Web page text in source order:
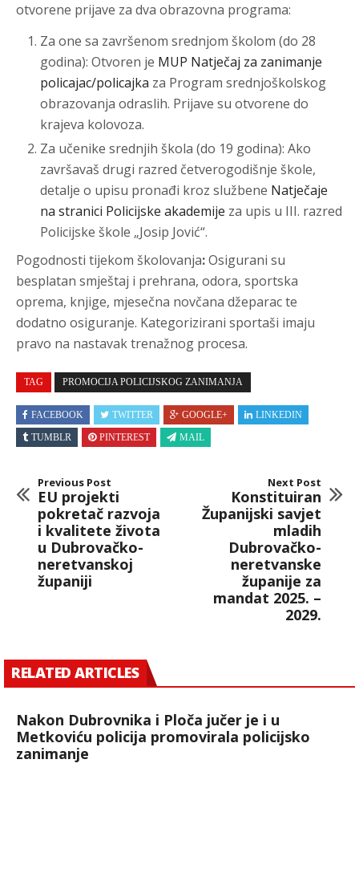
otvorene prijave za dva obrazovna programa:
Za one sa završenom srednjom školom (do 28
godina): Otvoren je MUP Natječaj za zanimanje
policajac/policajka za Program srednjoškolskog
obrazovanja odraslih. Prijave su otvorene do
krajeva kolovoza.
Za učenike srednjih škola (do 19 godina): Ako
završavaš drugi razred četverogodišnje škole,
detalje o upisu pronađi kroz službene Natječaje
na stranici Policijske akademije za upis u III. razred
Policijske škole „Josip Jović“.
Pogodnosti tijekom školovanja:Osigurani su
besplatan smještaj i prehrana, odora, sportska
oprema, knjige, mjesečna novčana džeparac te
dodatno osiguranje. Kategorizirani sportaši imaju
pravo na nastavak trenažnog procesa.
TAG PROMOCIJA POLICIJSKOG ZANIMANJA
FACEBOOK TWITTER GOOGLE+
LINKEDIN
TUMBLR
PINTEREST MAIL
Previous Post
EU projekti
pokretač razvoja
i kvalitete života
u Dubrovačko-
neretvanskoj
županiji
Next Post
Konstituiran
Županijski savjet
mladih
Dubrovačko-
neretvanske
županije za
mandat 2025. –
2029.
RELATED ARTICLES
Nakon Dubrovnika i Ploča jučer je i u
Metkoviću policija promovirala policijsko
zanimanje